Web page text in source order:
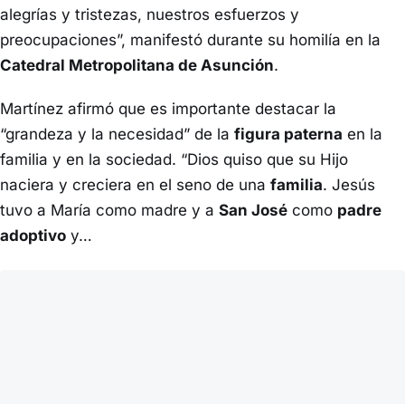
alegrías y tristezas, nuestros esfuerzos y
preocupaciones”, manifestó durante su homilía en la
Catedral Metropolitana de Asunción.
Martínez afirmó que es importante destacar la
“grandeza y la necesidad” de la figura paterna en la
familia y en la sociedad. “Dios quiso que su Hijo
naciera y creciera en el seno de una familia. Jesús
tuvo a María como madre y a San José como padre
adoptivo y…